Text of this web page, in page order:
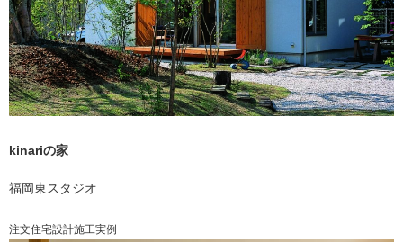
kinariの家
福岡東スタジオ
注文住宅設計施工実例